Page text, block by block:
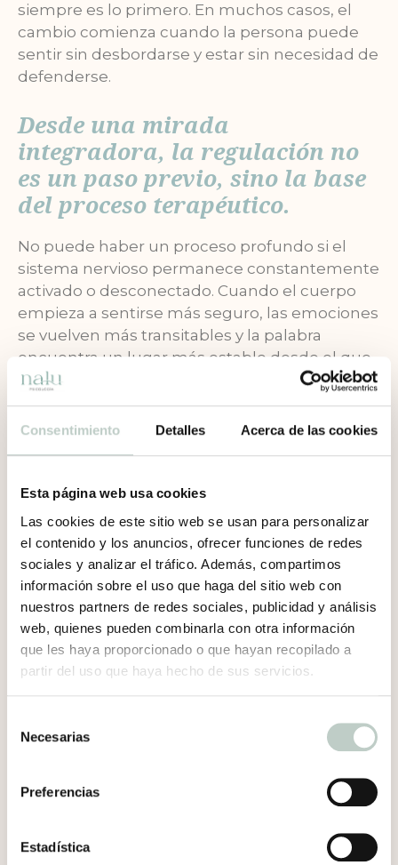
Consentimiento Detalles Acerca de las cookies
Esta página web usa cookies
Las cookies de este sitio web se usan para personalizar
el contenido y los anuncios, ofrecer funciones de redes
sociales y analizar el tráfico. Además, compartimos
información sobre el uso que haga del sitio web con
nuestros partners de redes sociales, publicidad y análisis
web, quienes pueden combinarla con otra información
que les haya proporcionado o que hayan recopilado a
partir del uso que haya hecho de sus servicios.
Necesarias
Preferencias
Estadística
siempre es lo primero. En muchos casos, el
cambio comienza cuando la persona puede
sentir sin desbordarse y estar sin necesidad de
defenderse.
Desde una mirada
integradora, la regulación no
es un paso previo, sino la base
del proceso terapéutico.
No puede haber un proceso profundo si el
sistema nervioso permanece constantemente
activado o desconectado. Cuando el cuerpo
empieza a sentirse más seguro, las emociones
se vuelven más transitables y la palabra
encuentra un lugar más estable desde el que
emerger.
Recuperar la seguridad no es
algo que se fuerce, sino algo
que se acompaña.
Después de una experiencia traumática, el
cuerpo no necesita explicaciones racionales
sobre la seguridad. Necesita experiencias
reales de seguridad, repetidas y sostenidas en
el tiempo.
La terapia centrada en el cuerpo acompaña
este proceso sin acelerar ni empujar,
persona. Se trata de recuperar, poco a poco, la
posibilidad de habitar el cuerpo con mayor
Si sientes que tu cuerpo sigue en alerta o que
las emociones te desbordan o te apagan, en
Nalu Psicología
podemos acompañarte a